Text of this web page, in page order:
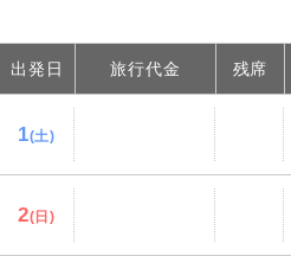
出発日 旅行代金 残席
1(土)
2(日)